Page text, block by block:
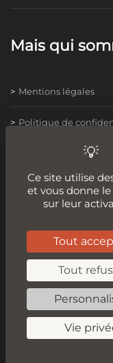
Mais qui
Mentions légales
Politique de
Conditions
condition générale
Become a
Embrassez
plateforme. 🦸‍♂️
renforcer
Ce site utilise
et vous donne
sur leur
Tout
Tout
Vie